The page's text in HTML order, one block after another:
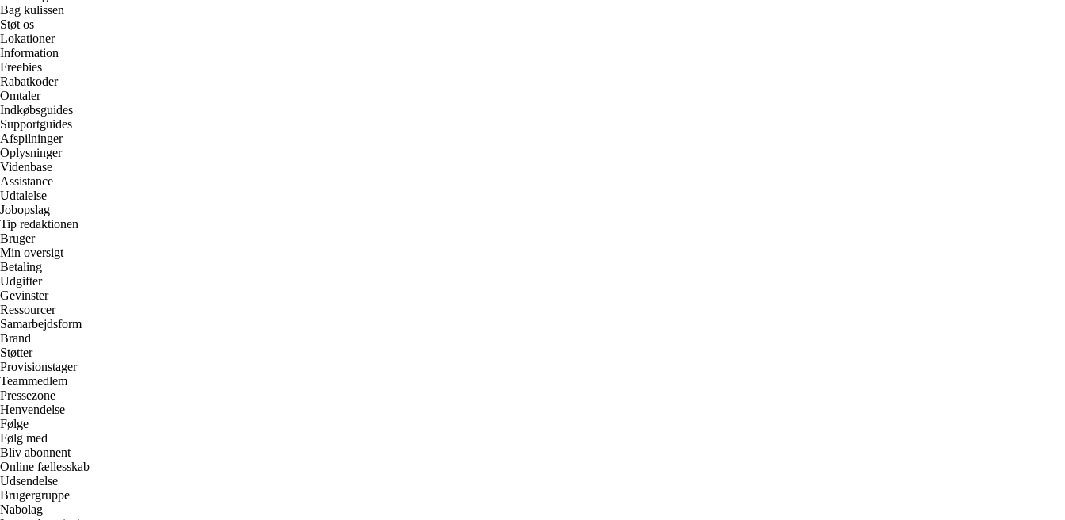
Bag kulissen
Støt os
Lokationer
Information
Freebies
Rabatkoder
Omtaler
Indkøbsguides
Supportguides
Afspilninger
Oplysninger
Videnbase
Assistance
Udtalelse
Jobopslag
Tip redaktionen
Bruger
Min oversigt
Betaling
Udgifter
Gevinster
Ressourcer
Samarbejdsform
Brand
Støtter
Provisionstager
Teammedlem
Pressezone
Henvendelse
Følge
Følg med
Bliv abonnent
Online fællesskab
Udsendelse
Brugergruppe
Nabolag